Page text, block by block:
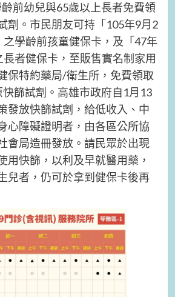
前幼兒與65歲以上長者免費領
劑。市民朋友可持「105年9月2
之學齡前孩童健保卡，及「47年
者健保卡，至販售實名制家用
保特約藥局/衛生所，免費領取
篩試劑。高雄市政府自1月13
發放快篩試劑，給低收入、中
心障礙證明者，由各區公所協
會局造冊發放。請民眾於出現
用快篩，以利及早就醫用藥，
兒者，仍可於拿到健保卡後再